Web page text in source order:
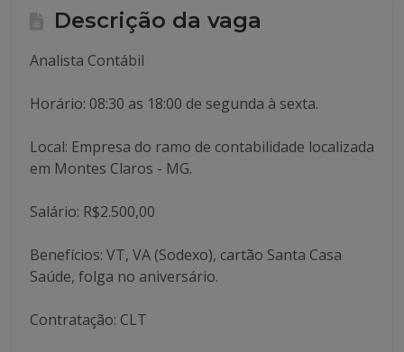
Descrição da vaga
Analista Contábil
Horário: 08:30 as 18:00 de segunda à sexta.
Local: Empresa do ramo de contabilidade localizada
em Montes Claros - MG.
Salário: R$2.500,00
Benefícios: VT, VA (Sodexo), cartão Santa Casa
Saúde, folga no aniversário.
Contratação: CLT